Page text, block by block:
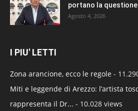
portano la questione
Agosto 4, 2026
I PIU' LETTI
Zona arancione, ecco le regole -
Miti e leggende di Arezzo: l’artista
rappresenta il Dr... - 10.028 views